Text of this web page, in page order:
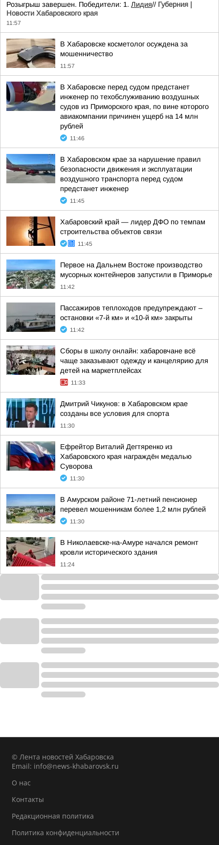
Розыгрыш завершен. Победители: 1. Лидия// Губерния |
Новости Хабаровского края
11:57
В Хабаровске косметолог осуждена за
мошенничество
11:57
В Хабаровске перед судом предстанет
инженер по техобслуживанию воздушных
судов из Приморского края, по вине которого
авиакомпании причинен ущерб на 14 млн
рублей
11:46
В Хабаровском крае за нарушение правил
безопасности движения и эксплуатации
воздушного транспорта перед судом
предстанет инженер
11:45
Хабаровский край — лидер ДФО по темпам
строительства объектов связи
11:45
Первое на Дальнем Востоке производство
мусорных контейнеров запустили в Приморье
11:42
Пассажиров теплоходов предупреждают –
остановки «7-й км» и «10-й км» закрыты
11:42
Сборы в школу онлайн: хабаровчане всё
чаще заказывают одежду и канцелярию для
детей на маркетплейсах
11:33
Дмитрий Чикунов: в Хабаровском крае
созданы все условия для спорта
11:30
Ефрейтор Виталий Дегтяренко из
Хабаровского края награждён медалью
Суворова
11:30
В Амурском районе 71-летний пенсионер
перевел мошенникам более 1,2 млн рублей
11:30
В Николаевске-на-Амуре начался ремонт
кровли исторического здания
11:24
© Лента новостей Хабаровска
Email: info@news-khabarovsk.ru
О нас
Контакты
Редакционная политика
Политика конфиденциальности